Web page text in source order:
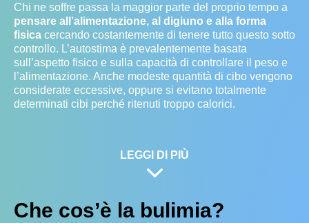
Chi ne soffre passa la maggior parte del proprio tempo a
pensare all’alimentazione, al digiuno e alla forma
fisica cercando costantemente di tenere tutto questo sotto
controllo. L’autostima è prevalentemente basata
sull’aspetto fisico e sulla capacità di controllare il peso e
l’alimentazione. Anche modeste quantità di cibo vengono
considerate eccessive, oppure si evitano totalmente
determinati cibi perché ritenuti troppo calorici.
LEGGI DI PIÙ
Che cos’è la bulimia?